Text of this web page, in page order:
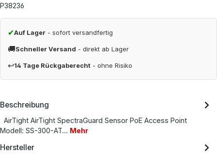
P38236
✔Auf Lager - sofort versandfertig
🚚Schneller Versand - direkt ab Lager
↩14 Tage Rückgaberecht - ohne Risiko
Beschreibung
AirTight AirTight SpectraGuard Sensor PoE Access Point
Modell: SS-300-AT… Mehr
Hersteller